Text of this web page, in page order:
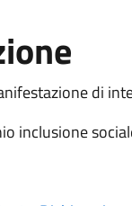
di
inclusione